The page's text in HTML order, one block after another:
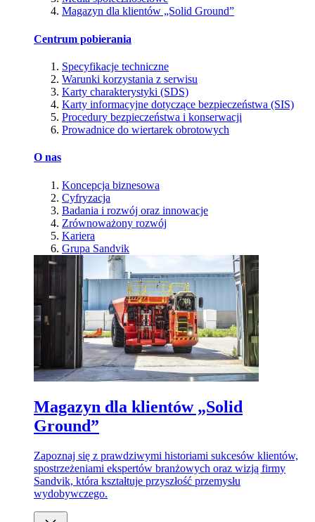
Magazyn dla klientów „Solid Ground”
Centrum pobierania
Specyfikacje techniczne
Warunki korzystania z serwisu
Karty charakterystyki (SDS)
Karty informacyjne dotyczące bezpieczeństwa (SIS)
Procedury bezpieczeństwa i konserwacji
Prowadnice do wiertarek obrotowych
O nas
Koncepcja biznesowa
Cyfryzacja
Badania i rozwój oraz innowacje
Zrównoważony rozwój
Kariera
Grupa Sandvik
Magazyn dla klientów „Solid
Ground”
Zapoznaj się z prawdziwymi historiami sukcesów klientów,
spostrzeżeniami ekspertów branżowych oraz wizją firmy
Sandvik, która kształtuje przyszłość przemysłu
wydobywczego.